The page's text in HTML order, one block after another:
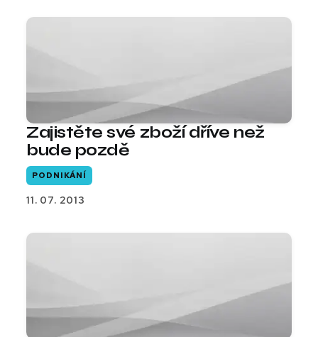
Zajistěte své zboží dříve než
bude pozdě
PODNIKÁNÍ
11. 07. 2013